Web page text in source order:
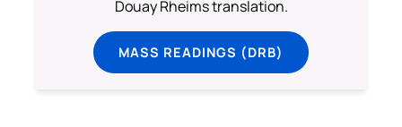
Douay Rheims translation.
MASS READINGS (DRB)